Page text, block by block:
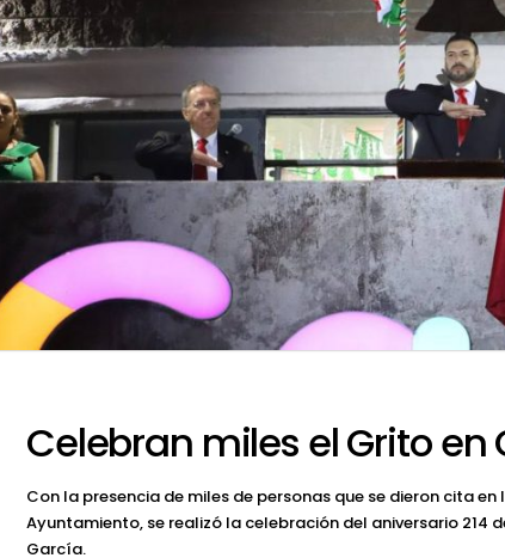
Celebran miles el Grito en
Con la presencia de miles de personas que se dieron cita
Ayuntamiento, se realizó la celebración del aniversario 214
García.